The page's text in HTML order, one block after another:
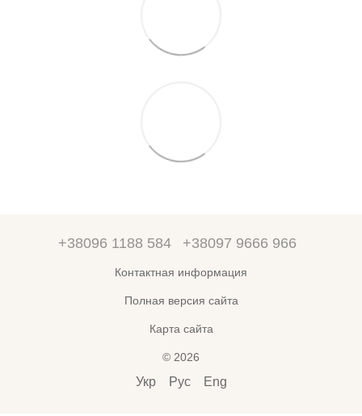
+38096 1188 584 +38097 9666 966
Контактная информация
Полная версия сайта
Карта сайта
© 2026
Укр Рус Eng